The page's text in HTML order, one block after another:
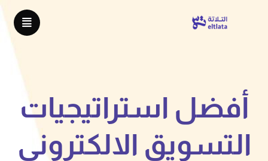
أفضل استراتيجيات
التسويق الالكتروني